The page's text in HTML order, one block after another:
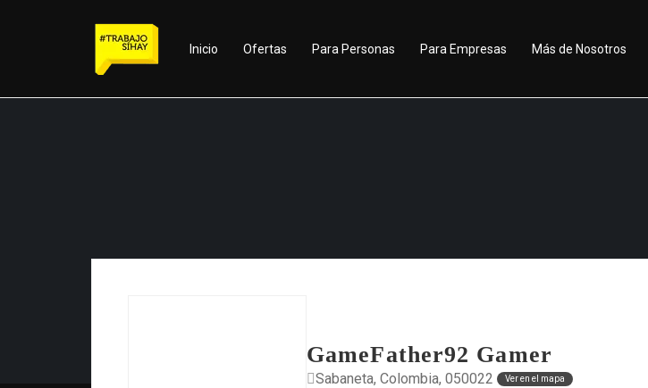
Inicio Ofertas Para Personas Para Empresas Más de Nosotros
GameFather92 Gamer
Sabaneta, Colombia, 050022 Ver en el mapa